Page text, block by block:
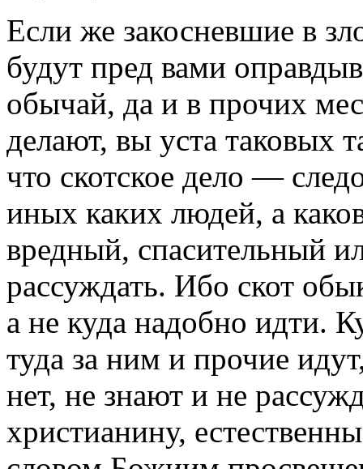
Если же закосневшие в
будут пред вами
обычай, да и в прочих
делают, вы уста таковых
что скотское дело —
иных каких людей, а
вредный, спасительный
рассуждать. Ибо скот
а не куда надобно идти.
туда за ним и прочие
нет, не знают и не
христианину,